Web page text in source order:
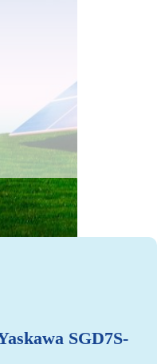
SGD7S-